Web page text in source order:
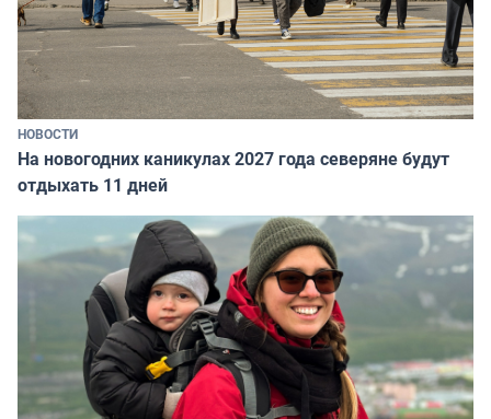
НОВОСТИ
На новогодних каникулах 2027 года северяне будут
отдыхать 11 дней